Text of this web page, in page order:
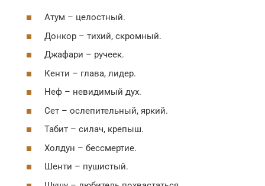
Атум – целостный.
Донкор – тихий, скромный.
Джафари – ручеек.
Кенти – глава, лидер.
Неф – невидимый дух.
Сет – ослепительный, яркий.
Табит – силач, крепыш.
Холдун – бессмертие.
Шенти – пушистый.